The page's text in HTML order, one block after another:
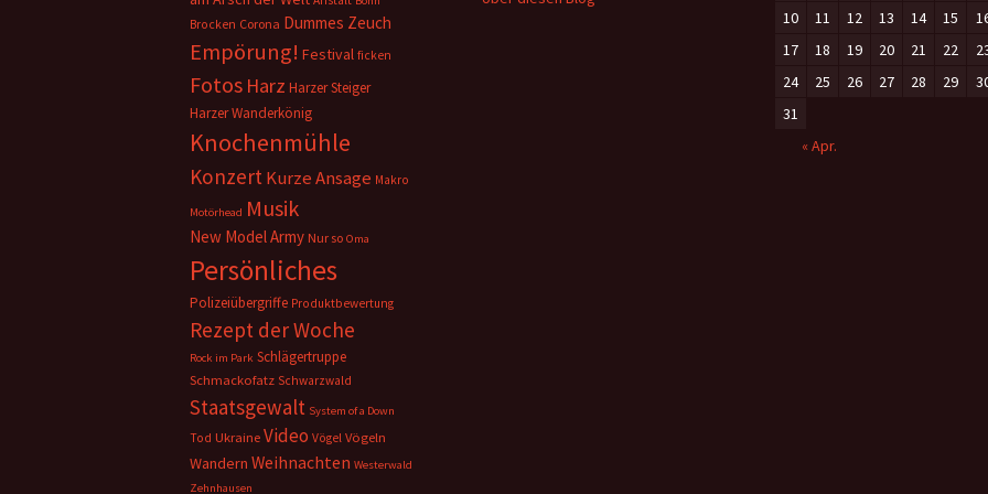
Brocken Corona Dummes Zeuch
Empörung! Festival ficken
Fotos Harz Harzer Steiger
Harzer Wanderkönig
Knochenmühle
KonzertKurze Ansage Makro
Motörhead Musik
New Model Army Nur so Oma
Persönliches
Polizeiübergriffe Produktbewertung
Rezept der Woche
Rock im Park Schlägertruppe
Schmackofatz Schwarzwald
Staatsgewalt System of a Down
Tod Ukraine Video Vögel Vögeln
Wandern Weihnachten Westerwald
Zehnhausen
10
11 12 13 14 15
17
18 19 20 21 22
24
25 26 27 28 29
31
« Apr.